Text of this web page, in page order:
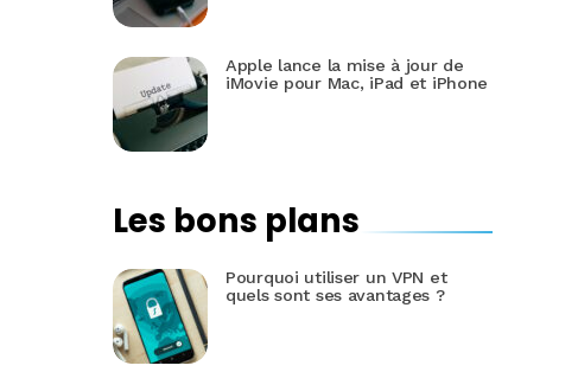
Apple lance la mise à jour de
iMovie pour Mac, iPad et iPhone
Les bons plans
Pourquoi utiliser un VPN et
quels sont ses avantages ?